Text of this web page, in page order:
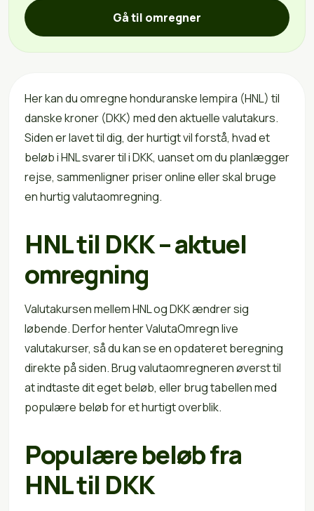
Gå til omregner
Her kan du omregne honduranske lempira (HNL) til
danske kroner (DKK) med den aktuelle valutakurs.
Siden er lavet til dig, der hurtigt vil forstå, hvad et
beløb i HNL svarer til i DKK, uanset om du planlægger
rejse, sammenligner priser online eller skal bruge
en hurtig valutaomregning.
HNL til DKK – aktuel
omregning
Valutakursen mellem HNL og DKK ændrer sig
løbende. Derfor henter ValutaOmregn live
valutakurser, så du kan se en opdateret beregning
direkte på siden. Brug valutaomregneren øverst til
at indtaste dit eget beløb, eller brug tabellen med
populære beløb for et hurtigt overblik.
Populære beløb fra
HNL til DKK